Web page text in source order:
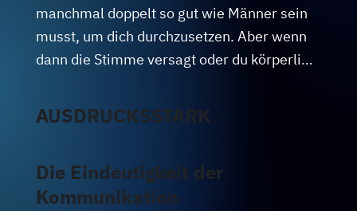
manchmal doppelt so gut wie Männer sein
musst, um dich durchzusetzen. Aber wenn
dann die Stimme versagt oder du körperlich
Bemühen umsonst.
Ein großer Teil der Nervosität sind einfach
Also Verhaltensweisen, die uns körperlich,
stimmlich und mental nicht guttun.
AUSDRUCKSSTARK
Die Eindeutigkeit der
Kommunikation